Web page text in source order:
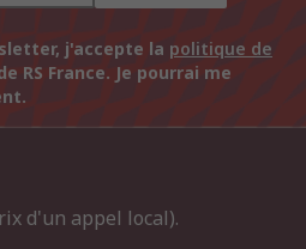
j'accepte la politique de
RS France. Je pourrai me
d'un appel local).